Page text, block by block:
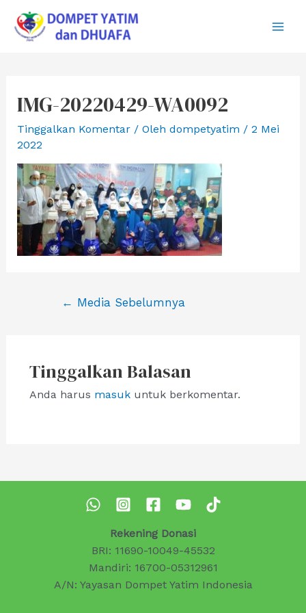
konten
IMG-20220429-WA0092
Tinggalkan Komentar / Oleh dompetyatim / 2 Mei
2022
Navigasi
← Media Sebelumnya
Tinggalkan Balasan
Anda harus masukuntuk berkomentar.
Rekening Donasi
BRI: 11690-10049-45532
Mandiri: 16700-05312961
A/N: Yayasan Dompet Yatim Indonesia